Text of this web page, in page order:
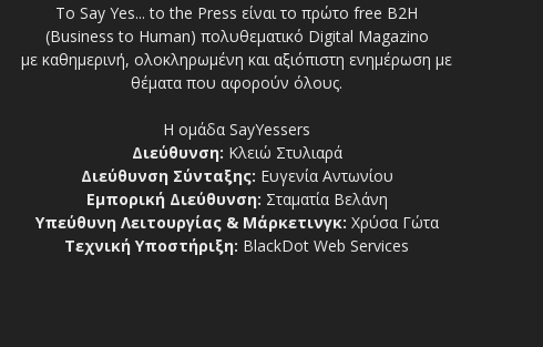
Το Say Yes... to the Press είναι το πρώτο free Β2Η
(Business to Human) πολυθεματικό Digital Magazino
με καθημερινή, ολοκληρωμένη και αξιόπιστη ενημέρωση με
θέματα που αφορούν όλους.
Η ομάδα SayYessers
Διεύθυνση: Κλειώ Στυλιαρά
Διεύθυνση Σύνταξης: Ευγενία Αντωνίου
Εμπορική Διεύθυνση: Σταματία Βελάνη
Υπεύθυνη Λειτουργίας & Μάρκετινγκ: Χρύσα Γώτα
Τεχνική Υποστήριξη: BlackDot Web Services